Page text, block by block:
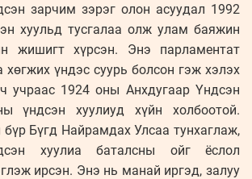
зарчим зэрэг олон асуудал 1992
хуульд тусгалаа олж улам баяжин
жишигт хүрсэн. Энэ парламентат
хөгжих үндэс суурь болсон гэж хэлэх
учраас 1924 оны Анхдугаар Үндсэн
үндсэн хуулиуд хүйн холбоотой.
Бүгд Найрамдах Улсаа тунхаглаж,
хуулиа баталсны ойг ёслол
ирсэн. Энэ нь манай иргэд, залуу